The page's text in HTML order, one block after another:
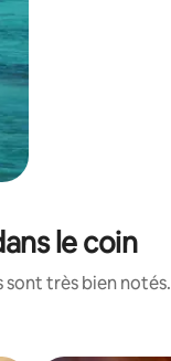
le coin
sont très bien notés.